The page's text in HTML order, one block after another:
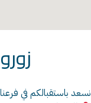
نسعد باستقبالكم في